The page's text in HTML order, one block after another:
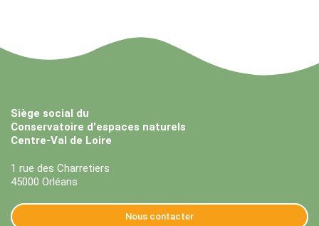
Siège social du
Conservatoire d'espaces naturels
Centre-Val de Loire
1 rue des Charretiers
45000 Orléans
Nous contacter